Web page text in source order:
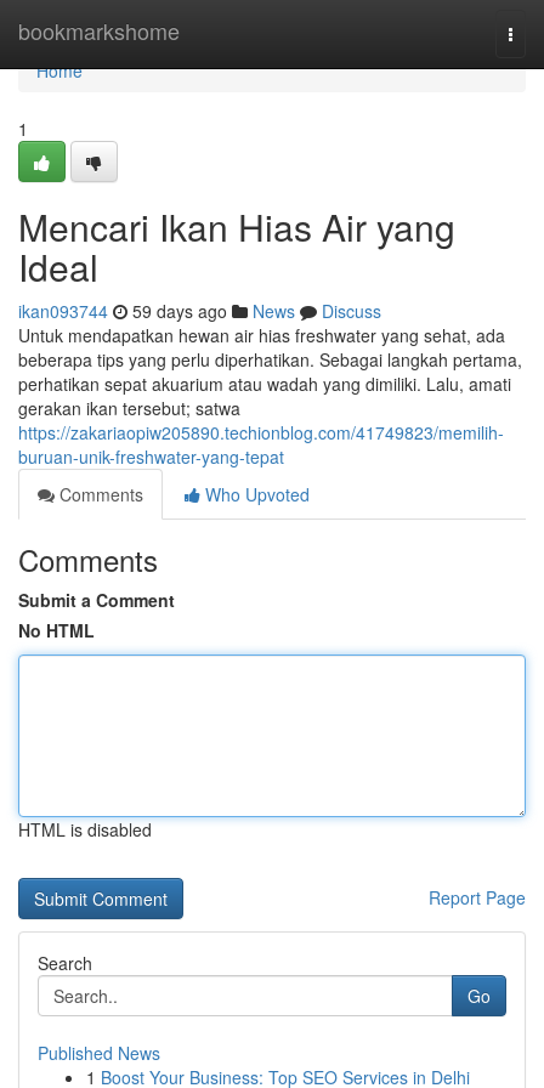
bookmarkshome
Home
Home
1
Mencari Ikan Hias Air yang
Ideal
ikan093744 59 days ago News
Discuss
Untuk mendapatkan hewan air hias freshwater yang sehat, ada
beberapa tips yang perlu diperhatikan. Sebagai langkah pertama,
perhatikan sepat akuarium atau wadah yang dimiliki. Lalu, amati
gerakan ikan tersebut; satwa
https://zakariaopiw205890.techionblog.com/41749823/memilih-
buruan-unik-freshwater-yang-tepat
Comments
Who Upvoted
Comments
Submit a Comment
No HTML
HTML is disabled
Report Page
Search
Go
Published News
1 Boost Your Business: Top SEO Services in Delhi